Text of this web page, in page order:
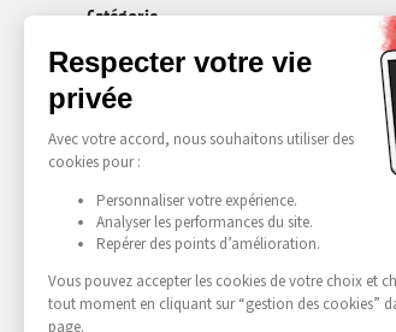
Catégorie
Smartphones